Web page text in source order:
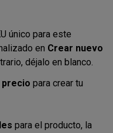
único para este
en Crear nuevo
déjalo en blanco.
para crear tu
para el producto, la